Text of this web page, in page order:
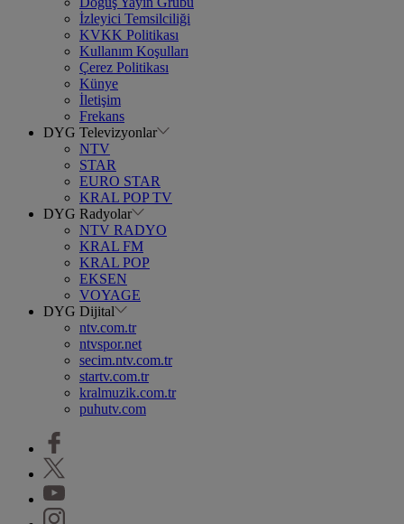
İzleyici Temsilciliği
KVKK Politikası
Kullanım Koşulları
Çerez Politikası
Künye
İletişim
Frekans
DYG Televizyonlar
NTV
STAR
EURO STAR
KRAL POP TV
DYG Radyolar
NTV RADYO
KRAL FM
KRAL POP
EKSEN
VOYAGE
DYG Dijital
ntv.com.tr
ntvspor.net
secim.ntv.com.tr
startv.com.tr
kralmuzik.com.tr
puhutv.com